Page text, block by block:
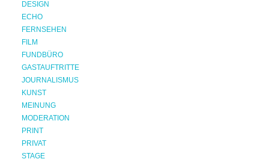
DESIGN
ECHO
FERNSEHEN
FILM
FUNDBÜRO
GASTAUFTRITTE
JOURNALISMUS
KUNST
MEINUNG
MODERATION
PRINT
PRIVAT
STAGE